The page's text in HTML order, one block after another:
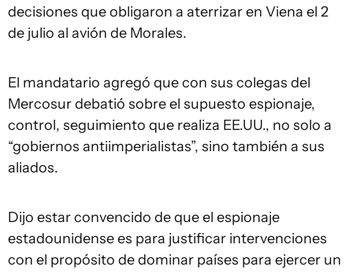
decisiones que obligaron a aterrizar en Viena el 2
de julio al avión de Morales.
El mandatario agregó que con sus colegas del
Mercosur debatió sobre el supuesto espionaje,
control, seguimiento que realiza EE.UU., no solo a
“gobiernos antiimperialistas”, sino también a sus
aliados.
Dijo estar convencido de que el espionaje
estadounidense es para justificar intervenciones
con el propósito de dominar países para ejercer un